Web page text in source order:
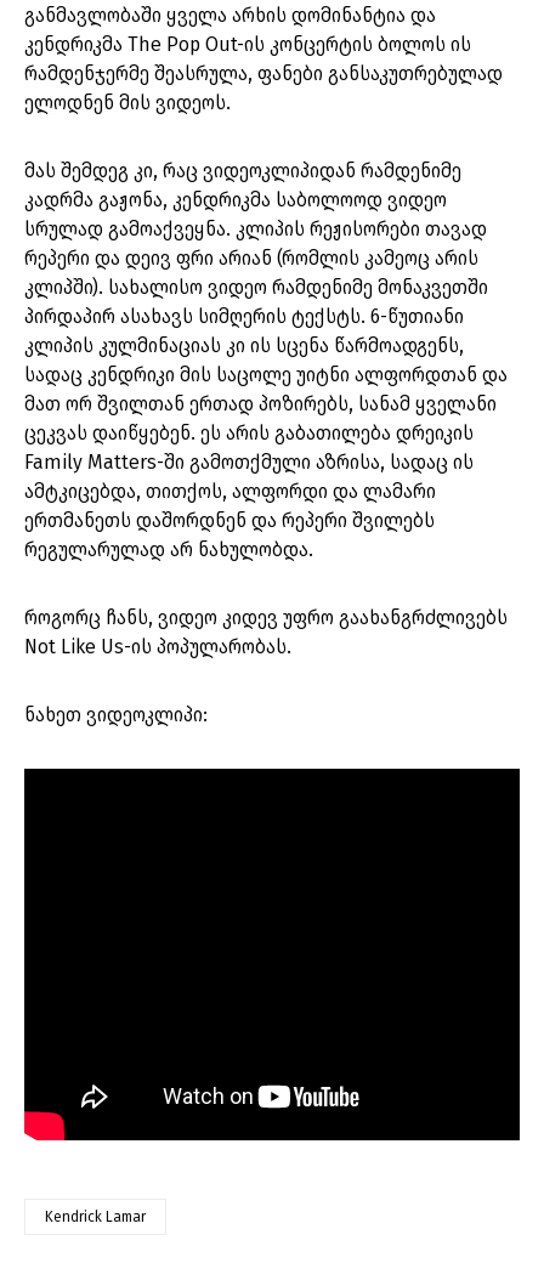
განმავლობაში ყველა არხის დომინანტია და
კენდრიკმა The Pop Out-ის კონცერტის ბოლოს ის
რამდენჯერმე შეასრულა, ფანები განსაკუთრებულად
ელოდნენ მის ვიდეოს.
მას შემდეგ კი, რაც ვიდეოკლიპიდან რამდენიმე
კადრმა გაჟონა, კენდრიკმა საბოლოოდ ვიდეო
სრულად გამოაქვეყნა. კლიპის რეჟისორები თავად
რეპერი და დეივ ფრი არიან (რომლის კამეოც არის
კლიპში). სახალისო ვიდეო რამდენიმე მონაკვეთში
პირდაპირ ასახავს სიმღერის ტექსტს. 6-წუთიანი
კლიპის კულმინაციას კი ის სცენა წარმოადგენს,
სადაც კენდრიკი მის საცოლე უიტნი ალფორდთან და
მათ ორ შვილთან ერთად პოზირებს, სანამ ყველანი
ცეკვას დაიწყებენ. ეს არის გაბათილება დრეიკის
Family Matters-ში გამოთქმული აზრისა, სადაც ის
ამტკიცებდა, თითქოს, ალფორდი და ლამარი
ერთმანეთს დაშორდნენ და რეპერი შვილებს
რეგულარულად არ ნახულობდა.
როგორც ჩანს, ვიდეო კიდევ უფრო გაახანგრძლივებს
Not Like Us-ის პოპულარობას.
ნახეთ ვიდეოკლიპი:
Kendrick Lamar